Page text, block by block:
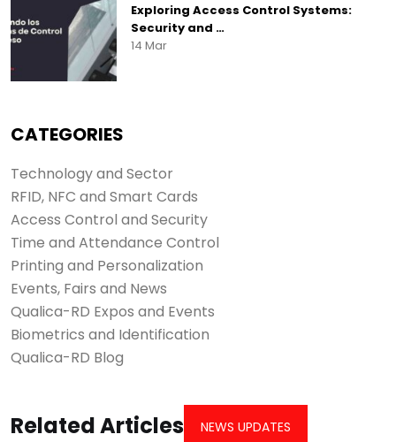
Exploring Access Control Systems:
Security and …
14 Mar
CATEGORIES
Technology and Sector
RFID, NFC and Smart Cards
Access Control and Security
Time and Attendance Control
Printing and Personalization
Events, Fairs and News
Qualica-RD Expos and Events
Biometrics and Identification
Qualica-RD Blog
Related Articles NEWS UPDATES